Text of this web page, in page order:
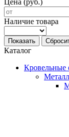
Наличие товара
Показать
Каталог
Кровельные